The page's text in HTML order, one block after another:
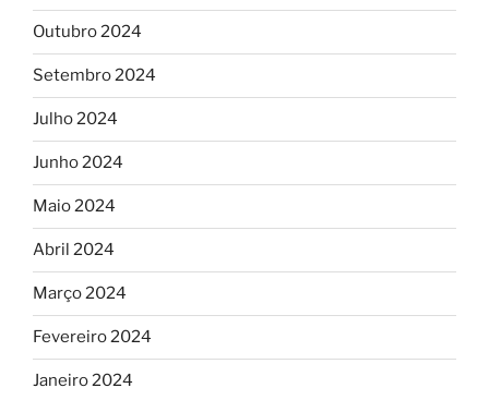
Outubro 2024
Setembro 2024
Julho 2024
Junho 2024
Maio 2024
Abril 2024
Março 2024
Fevereiro 2024
Janeiro 2024